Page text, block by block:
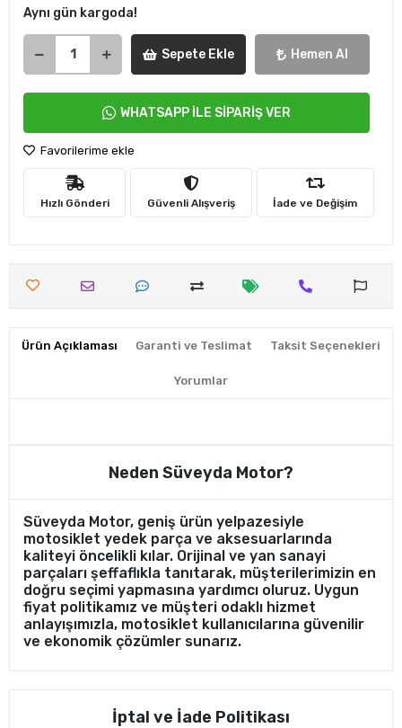
Aynı gün kargoda!
Sepete Ekle Hemen Al
WHATSAPP İLE SİPARİŞ VER
Favorilerime ekle
Hızlı Gönderi Güvenli Alışveriş İade ve Değişim
Ürün Açıklaması Garanti ve Teslimat Taksit Seçenekleri
Yorumlar
Neden Süveyda Motor?
Süveyda Motor, geniş ürün yelpazesiyle
motosiklet yedek parça ve aksesuarlarında
kaliteyi öncelikli kılar. Orijinal ve yan sanayi
parçaları şeffaflıkla tanıtarak, müşterilerimizin en
doğru seçimi yapmasına yardımcı oluruz. Uygun
fiyat politikamız ve müşteri odaklı hizmet
anlayışımızla, motosiklet kullanıcılarına güvenilir
ve ekonomik çözümler sunarız.
İptal ve İade Politikası